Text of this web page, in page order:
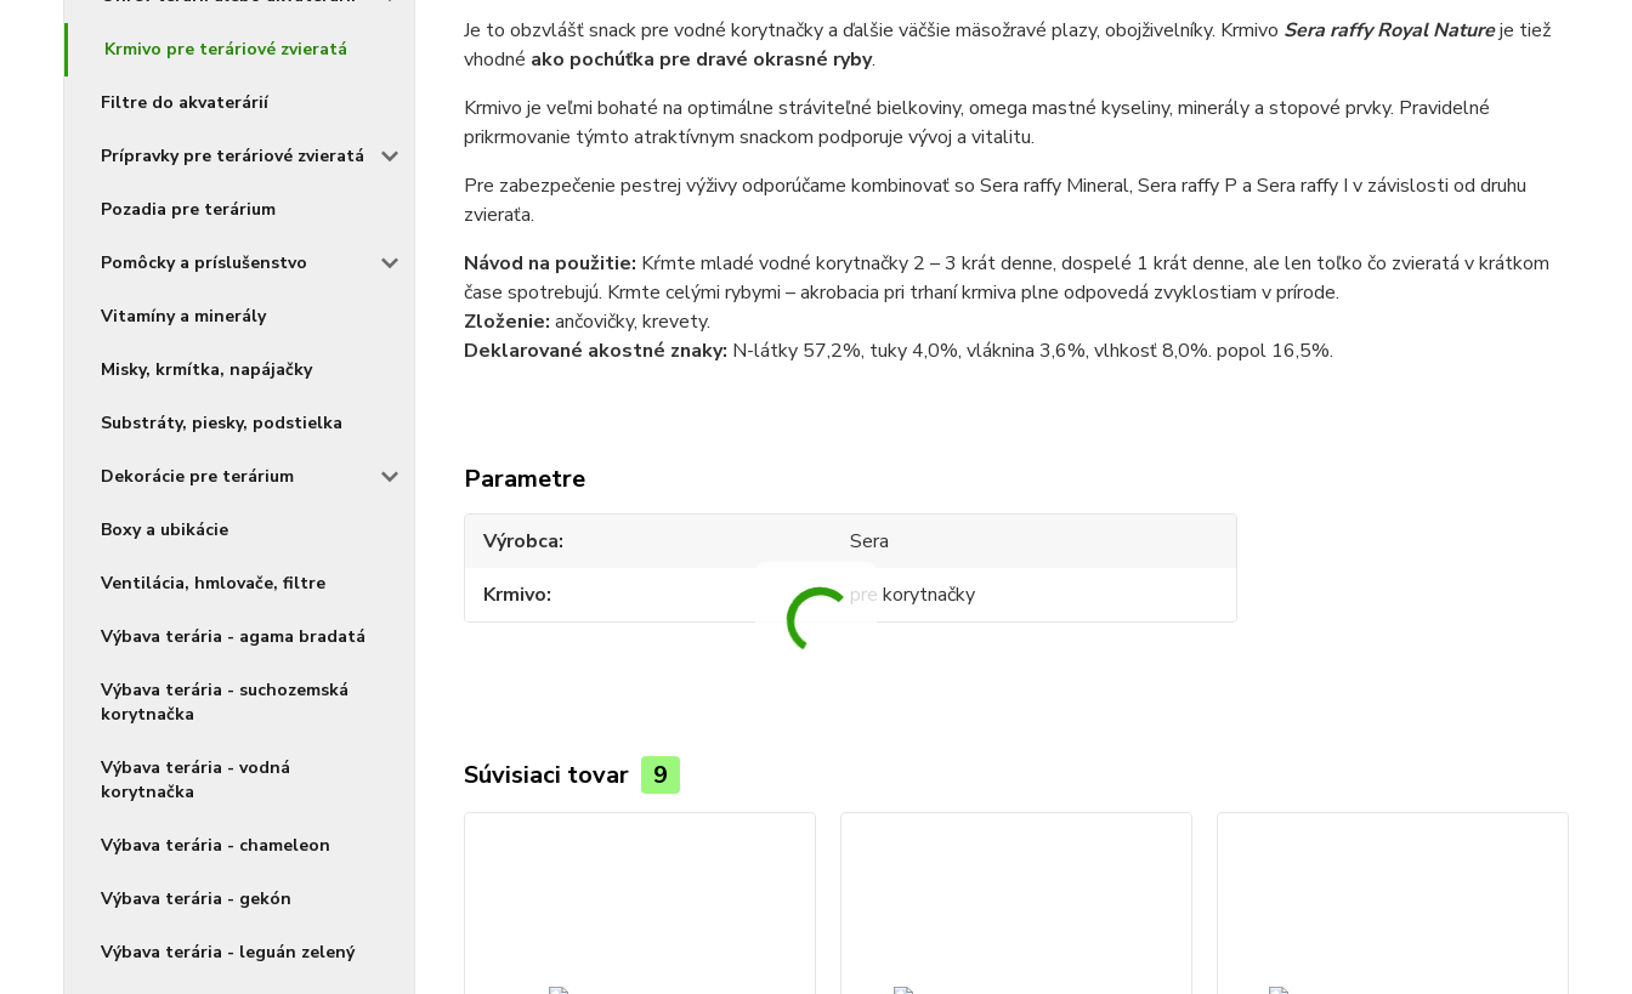
Krmivo pre teráriové zvieratá
Filtre do akvaterárií
Prípravky pre teráriové zvieratá
Pozadia pre terárium
Pomôcky a príslušenstvo
Vitamíny a minerály
Misky, krmítka, napájačky
Substráty, piesky, podstielka
Dekorácie pre terárium
Boxy a ubikácie
Ventilácia, hmlovače, filtre
Výbava terária - agama bradatá
Výbava terária - suchozemská
korytnačka
Výbava terária - vodná
korytnačka
Výbava terária - chameleon
Výbava terária - gekón
Výbava terária - leguán zelený
Je to obzvlášť snack pre vodné korytnačky a ďalšie väčšie mäsožravé plazy, obojživelníky. Krmivo Sera raffy Royal Natureje tiež
vhodné ako pochúťka pre dravé okrasné ryby.
Krmivo je veľmi bohaté na optimálne stráviteľné bielkoviny, omega mastné kyseliny, minerály a stopové prvky. Pravidelné
prikrmovanie týmto atraktívnym snackom podporuje vývoj a vitalitu.
Pre zabezpečenie pestrej výživy odporúčame kombinovať so Sera raffy Mineral, Sera raffy P a Sera raffy I v závislosti od druhu
zvieraťa.
Návod na použitie: Kŕmte mladé vodné korytnačky 2 – 3 krát denne, dospelé 1 krát denne, ale len toľko čo zvieratá v krátkom
čase spotrebujú. Krmte celými rybymi – akrobacia pri trhaní krmiva plne odpovedá zvyklostiam v prírode.
Zloženie: ančovičky, krevety.
Deklarované akostné znaky: N-látky 57,2%, tuky 4,0%, vláknina 3,6%, vlhkosť 8,0%. popol 16,5%.
Parametre
Výrobca
Sera
Krmivo
pre korytnačky
Súvisiaci tovar 9